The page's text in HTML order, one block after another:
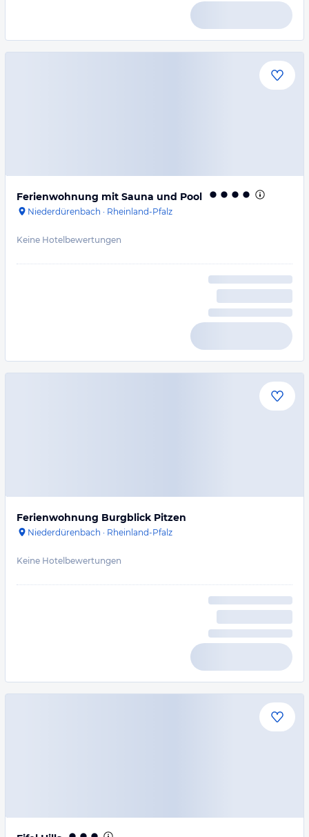
Ferienwohnung mit Sauna und Pool
Niederdürenbach · Rheinland-Pfalz
Keine Hotelbewertungen
Ferienwohnung Burgblick Pitzen
Niederdürenbach · Rheinland-Pfalz
Keine Hotelbewertungen